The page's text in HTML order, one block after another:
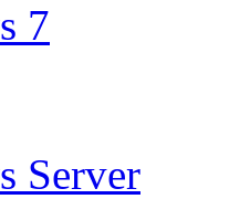
7
Server